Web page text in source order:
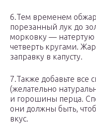
6.Тем временем
порезанный лук до
морковку —
четверть кругами.
заправку в капусту.
7.Также добавьте все
(желательно
и горошины перца.
они должны быть,
вкус.